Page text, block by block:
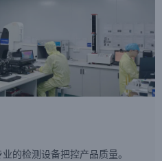
的检测设备把控产品质量。